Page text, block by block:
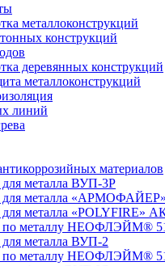
металлоконструкций
конструкций
деревянных конструкций
металлоконструкций
линий
материалов
для металла ВУП-3Р
для металла «АРМОФАЙЕР»
металла «POLYFIRE»
по металлу НЕОФЛЭЙМ®
для металла ВУП-2
по металлу НЕОФЛЭЙМ®